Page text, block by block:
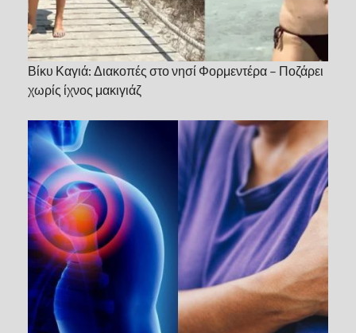
Βίκυ Καγιά: Διακοπές στο νησί Φορμεντέρα – Ποζάρει
χωρίς ίχνος μακιγιάζ